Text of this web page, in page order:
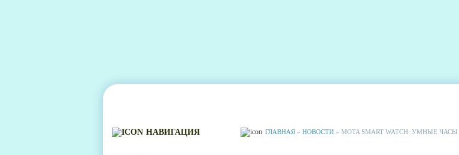
НАВИГАЦИЯ ГЛАВНАЯ » НОВОСТИ » MOTA SMART WATCH: УМНЫЕ